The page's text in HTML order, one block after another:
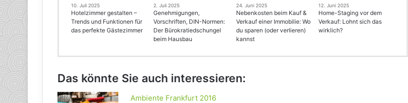
10. Juli 2025
Hotelzimmer gestalten –
Trends und Funktionen für
das perfekte Gästezimmer
2. Juli 2025
Genehmigungen,
Vorschriften, DIN-Normen:
Der Bürokratiedschungel
beim Hausbau
24. Juni 2025
Nebenkosten beim Kauf &
Verkauf einer Immobilie: Wo
du sparen (oder verlieren)
kannst
12. Juni 2025
Home-Staging vor dem
Verkauf: Lohnt sich das
wirklich?
Das könnte Sie auch interessieren:
Ambiente Frankfurt 2016